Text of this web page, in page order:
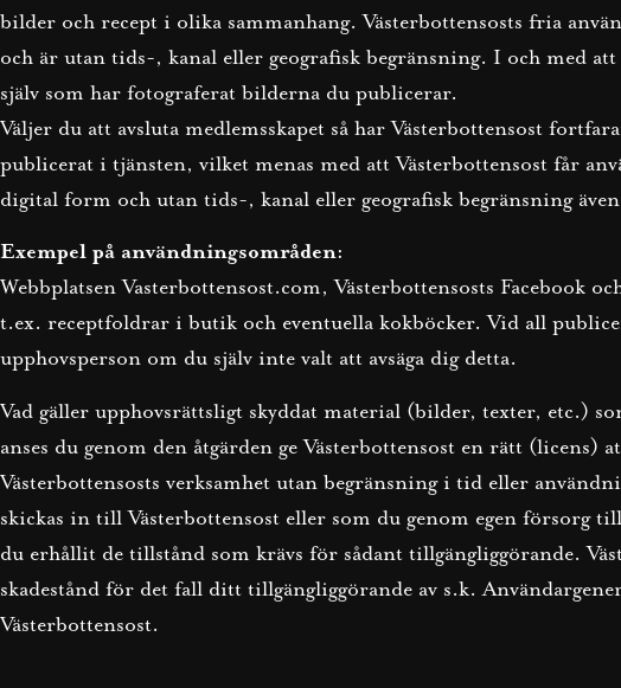
bilder och recept i olika sammanhang. Västerbottensosts fria
och är utan tids-, kanal eller geografisk begränsning. I och med
själv som har fotograferat bilderna du publicerar.
Väljer du att avsluta medlemsskapet så har Västerbottensost
publicerat i tjänsten, vilket menas med att Västerbottensost får
digital form och utan tids-, kanal eller geografisk begränsning
Exempel på användningsområden:
Webbplatsen Vasterbottensost.com, Västerbottensosts Facebook
t.ex. receptfoldrar i butik och eventuella kokböcker. Vid all
upphovsperson om du själv inte valt att avsäga dig detta.
Vad gäller upphovsrättsligt skyddat material (bilder, texter, etc.)
anses du genom den åtgärden ge Västerbottensost en rätt (licens)
Västerbottensosts verksamhet utan begränsning i tid eller
skickas in till Västerbottensost eller som du genom egen försorg
du erhållit de tillstånd som krävs för sådant tillgängliggörande.
skadestånd för det fall ditt tillgängliggörande av s.k.
Västerbottensost.